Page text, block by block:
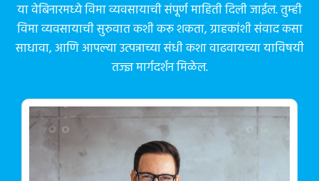
या वेबिनारमध्ये विमा व्यवसायाची संपूर्ण माहिती दिली जाईल. तुम्ही
विमा व्यवसायाची सुरुवात कशी करू शकता, ग्राहकांशी संवाद कसा
साधावा, आणि आपल्या उत्पन्नाच्या संधी कशा वाढवायच्या याविषयी
तज्ज्ञ मार्गदर्शन मिळेल.